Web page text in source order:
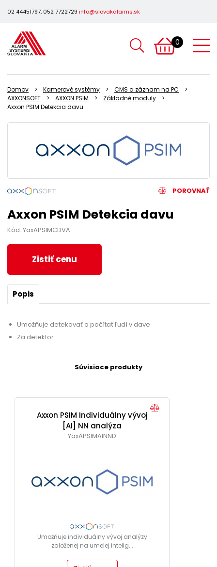
02 44451797, 052 7722729 info@slovakalarms.sk
0
Domov Kamerové systémy
CMS a záznam na PC
AXXONSOFT
AXXON PSIM
Základné moduly
Axxon PSIM Detekcia davu
POROVNAŤ
Axxon PSIM Detekcia davu
Kód: YaxAPSIMCDVA
Zistiť cenu
Popis
Umožňuje detekovať a počítať ľudí v dave
Za detektor
Súvisiace produkty
Axxon PSIM Individuálny vývoj
[AI] NN analýza
YaxAPSIMAINND
Umožňuje individuálny vývoj analýzy
založenej na umelej intelig...